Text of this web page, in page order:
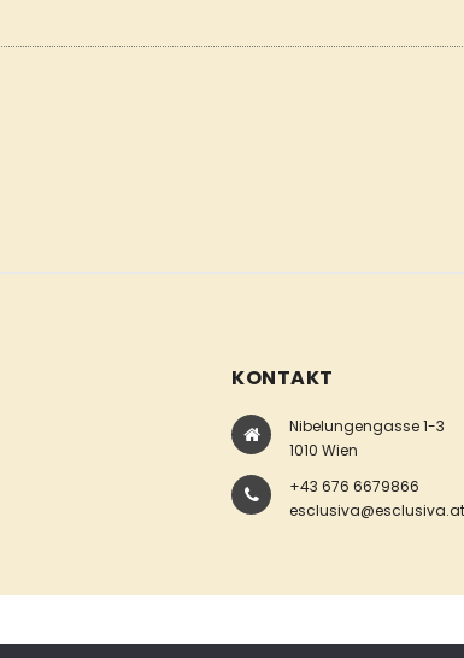
KONTAKT
Nibelungengasse 1-3
1010 Wien
+43 676 6679866
esclusiva@esclusiva.at